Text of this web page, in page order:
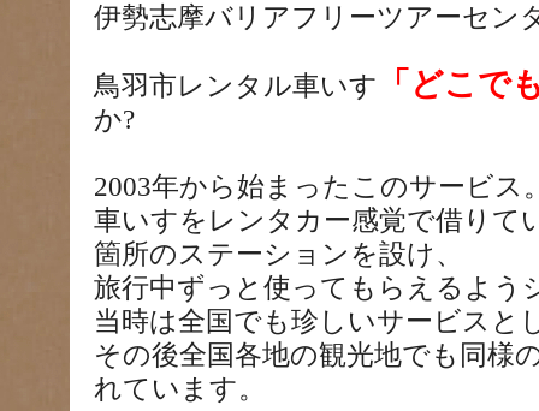
伊勢志摩バリアフリーツアーセン
鳥羽市レンタル車いす 「どこで
か?
2003年から始まったこのサービス
車いすをレンタカー感覚で借りて
箇所のステーションを設け、
旅行中ずっと使ってもらえるよう
当時は全国でも珍しいサービスと
その後全国各地の観光地でも同様
れています。